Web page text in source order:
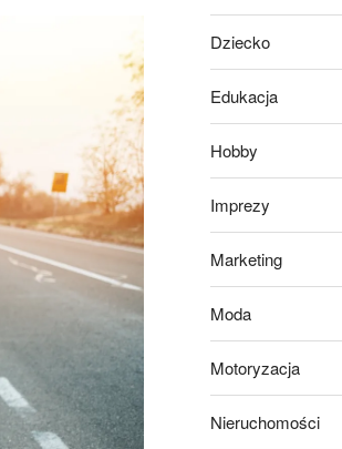
Dziecko
Edukacja
Hobby
Imprezy
Marketing
Moda
Motoryzacja
Nieruchomości